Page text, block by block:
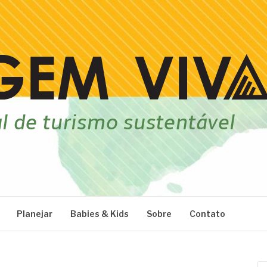
Planejar Babies & Kids Sobre Contato